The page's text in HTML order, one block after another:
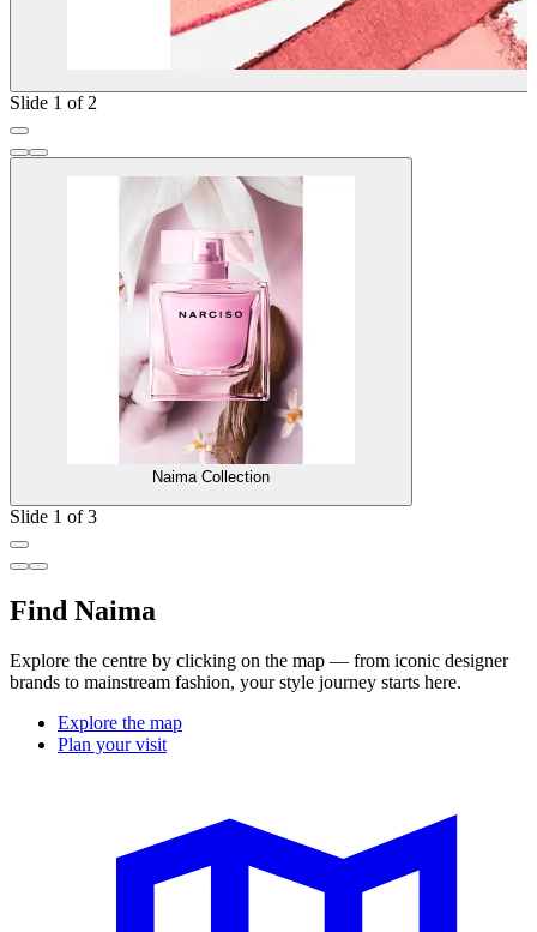
Slide 1 of 2
Naima Collection
Slide 1 of 3
Find Naima
Explore the centre by clicking on the map — from iconic designer
brands to mainstream fashion, your style journey starts here.
Explore the map
Plan your visit